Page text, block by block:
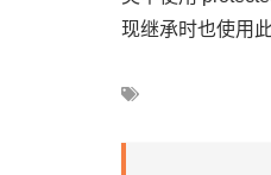
现继承时也使用此